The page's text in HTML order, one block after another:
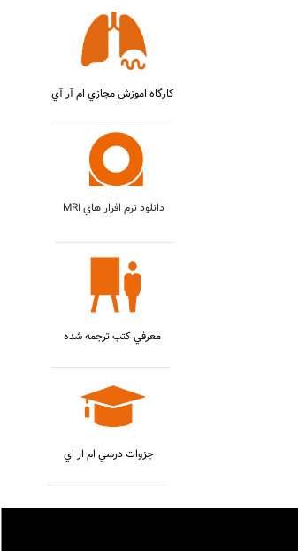
کارگاه اموزش مجازي ام آر آي
معرفي کتب ترجمه شده
MRI دانلود نرم افزار هاي
جزوات درسي ام ار اي